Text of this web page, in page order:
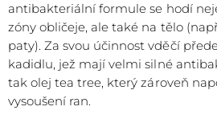
antibakteriální formule se hodí
zóny obličeje, ale také na tělo
paty). Za svou účinnost vděčí
kadidlu, jež mají velmi silné
tak olej tea tree, který zároveň
vysoušení ran.